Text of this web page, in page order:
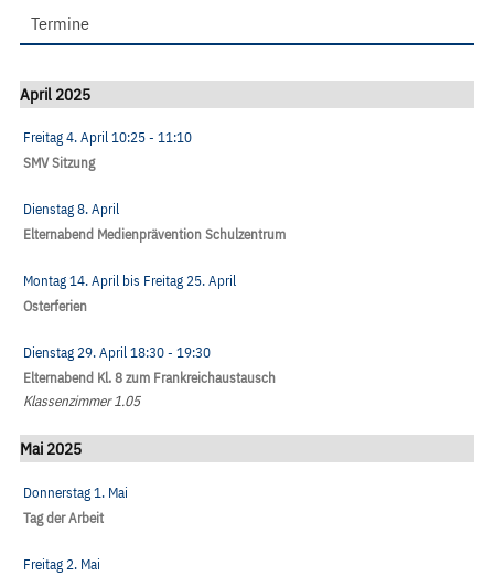
Termine
April 2025
Freitag 4. April10:25- 11:10
SMV Sitzung
Dienstag 8. April
Elternabend Medienprävention Schulzentrum
Montag 14. April bis Freitag 25. April
Osterferien
Dienstag 29. April18:30- 19:30
Elternabend Kl. 8 zum Frankreichaustausch
Klassenzimmer 1.05
Mai 2025
Donnerstag 1. Mai
Tag der Arbeit
Freitag 2. Mai